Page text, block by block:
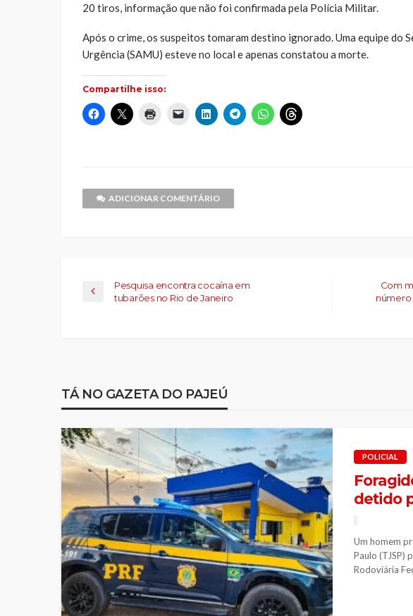
20 tiros, informação que não foi confirmada pela Polícia Militar.
Após o crime, os suspeitos tomaram destino ignorado. Uma equipe do
Urgência (SAMU) esteve no local e apenas constatou a morte.
Compartilhe isso:
Clique
para
Clique
para
Clique
para
Clique
para
um
amigo(abre
em
Clique
para
Clique
para
Clique
para
Clique
para
ADICIONAR COMENTÁRIO
Pesquisa encontra cocaína em
tubarões no Rio de Janeiro
Com
número
TÁ NO GAZETA DO PAJEÚ
POLICIAL
detido
Um homem
Paulo (TJSP)
Rodoviária